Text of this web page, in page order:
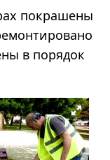
покрашены
в порядок